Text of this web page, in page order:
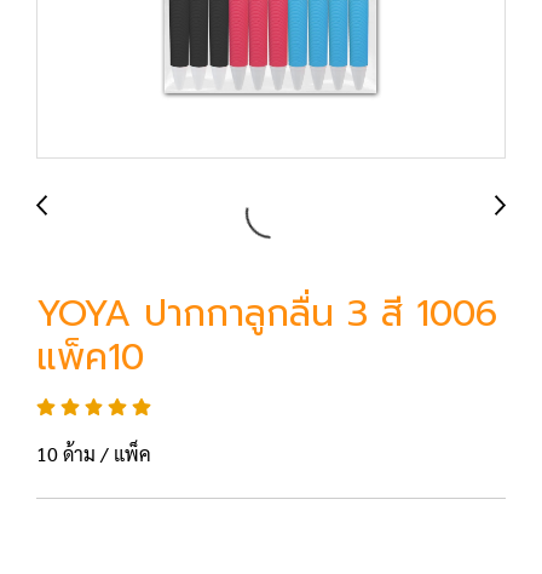
YOYA ปากกาลูกลื่น 3 สี 1006
แพ็ค10
10 ด้าม / แพ็ค